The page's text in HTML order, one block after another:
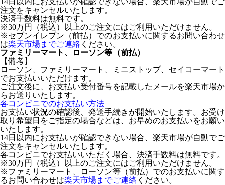
注文をキャンセルいたします。
決済手数料は無料です。
※30万円（税込）以上のご注文にはご利用いただけません。
※セブンイレブン（前払）でのお支払いに関するお問い合わせ
は楽天市場までご連絡 ください。
ファミリーマート、ローソン等（前払）
【備考】
ローソン、ファミリーマート、ミニストップ、セイコーマート
でお支払いいただけます。
ご注文後に、お支払い受付番号を記載したメールを楽天市場か
らお送りいたします。
各コンビニでのお支払い方法
お支払い状況の確認後、発送手続きが開始いたします。お受け
取り希望日をご指定の場合などは、お早めのお支払いをお願い
いたします。
14日以内にお支払いが確認できない場合、楽天市場が自動でご
注文をキャンセルいたします。
各コンビニでお支払いいただく場合、決済手数料は無料です。
※30万円（税込）以上のご注文にはご利用いただけません。
※ファミリーマート、ローソン等（前払）でのお支払いに関す
るお問い合わせは楽天市場までご連絡 ください。